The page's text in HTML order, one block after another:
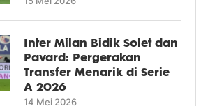
Inter Milan Bidik Solet dan
Pavard: Pergerakan
Transfer Menarik di Serie
A 2026
14 Mei 2026